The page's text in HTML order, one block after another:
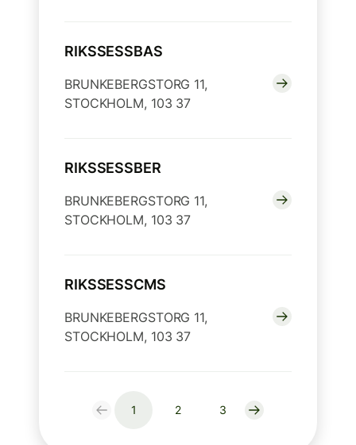
RIKSSESSBAS
BRUNKEBERGSTORG 11,
STOCKHOLM, 103 37
RIKSSESSBER
BRUNKEBERGSTORG 11,
STOCKHOLM, 103 37
RIKSSESSCMS
BRUNKEBERGSTORG 11,
STOCKHOLM, 103 37
1 2 3